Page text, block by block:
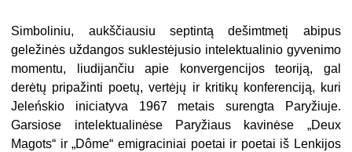
Simboliniu, aukščiausiu septintą dešimtmetį abipus
geležinės uždangos suklestėjusio intelektualinio gyvenimo
momentu, liudijančiu apie konvergencijos teoriją, gal
derėtų pripažinti poetų, vertėjų ir kritikų konferenciją, kuri
Jeleńskio iniciatyva 1967 metais surengta Paryžiuje.
Garsiose intelektualinėse Paryžiaus kavinėse „Deux
Magots“ ir „Dôme“ emigraciniai poetai ir poetai iš Lenkijos